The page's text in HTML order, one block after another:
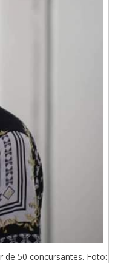
de 50 concursantes. Foto: